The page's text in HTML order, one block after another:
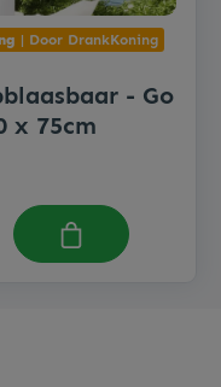
| Door DrankKoning
- Go
x 75cm